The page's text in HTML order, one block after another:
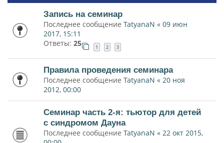
Запись на семинар
Последнее сообщение TatyanaN « 09 июн
2017, 15:11
Ответы: 25 1 2 3
Правила проведения семинара
Последнее сообщение TatyanaN « 20 ноя
2012, 00:00
Семинар часть 2-я: тьютор для детей
с синдромом Дауна
Последнее сообщение TatyanaN « 22 окт 2015,